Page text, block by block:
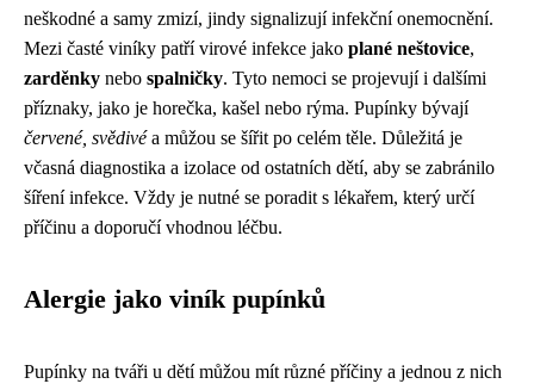
neškodné a samy zmizí, jindy signalizují infekční onemocnění.
Mezi časté viníky patří virové infekce jako plané neštovice,
zarděnky nebo spalničky. Tyto nemoci se projevují i dalšími
příznaky, jako je horečka, kašel nebo rýma. Pupínky bývají
červené, svědivéa můžou se šířit po celém těle. Důležitá je
včasná diagnostika a izolace od ostatních dětí, aby se zabránilo
šíření infekce. Vždy je nutné se poradit s lékařem, který určí
příčinu a doporučí vhodnou léčbu.
Alergie jako viník pupínků
Pupínky na tváři u dětí můžou mít různé příčiny a jednou z nich